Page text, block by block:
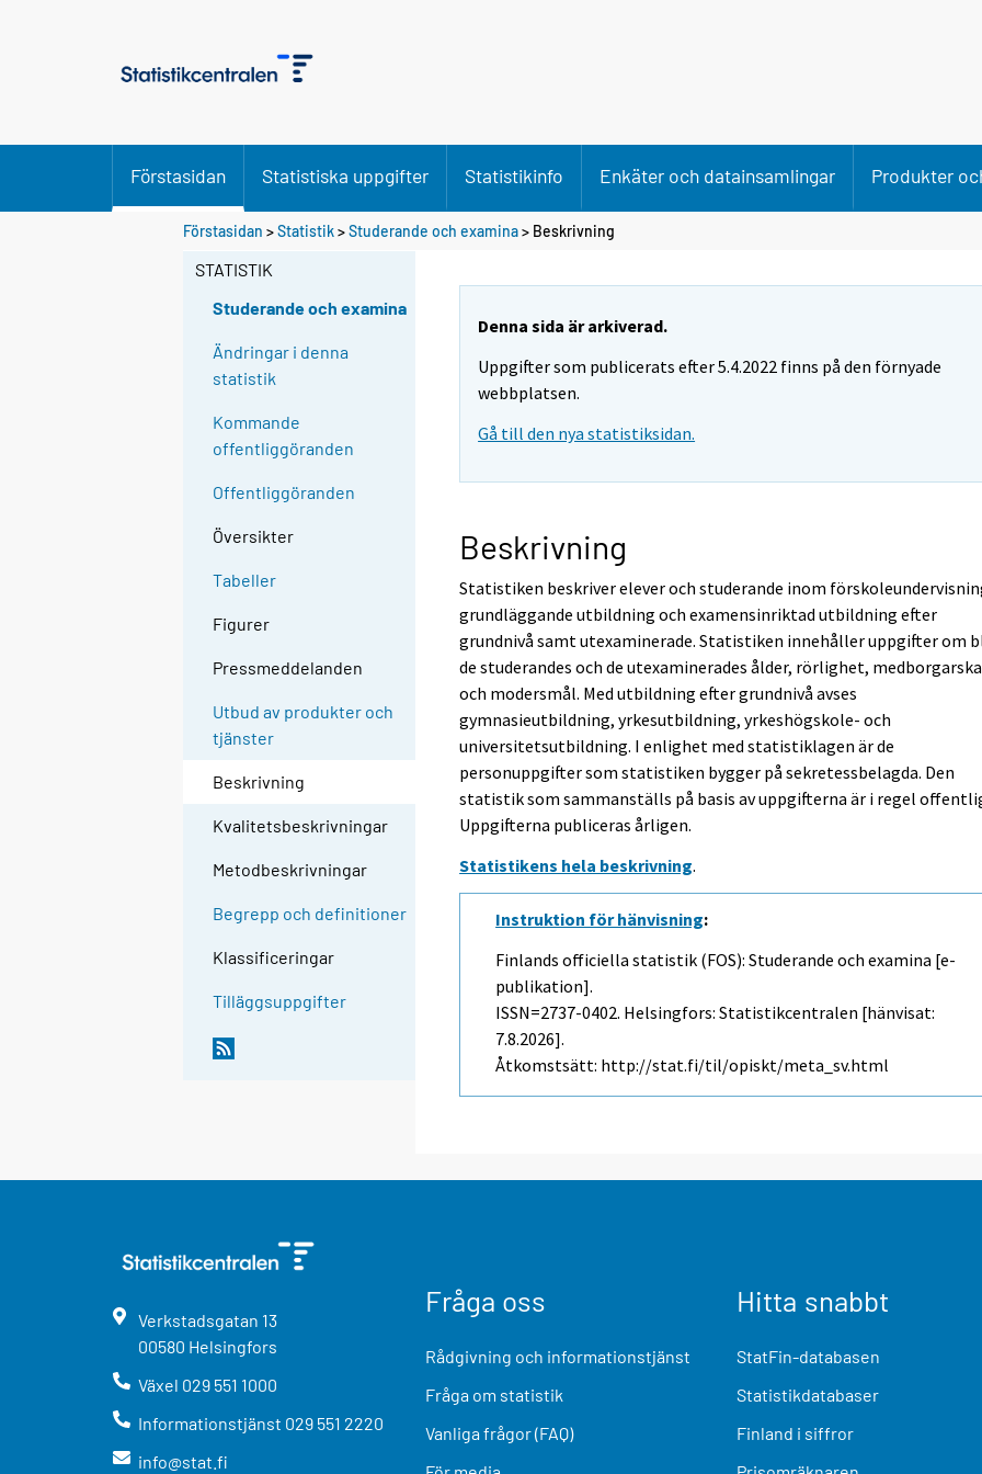
Förstasidan Statistiska uppgifter Statistikinfo Enkäter och datainsamlingar Produkter
Förstasidan >Statistik>Studerande och examina> Beskrivning
STATISTIK
Studerande och examina
Ändringar i denna
statistik
Kommande
offentliggöranden
Offentliggöranden
Översikter
Tabeller
Figurer
Pressmeddelanden
Utbud av produkter och
tjänster
Beskrivning
Kvalitetsbeskrivningar
Metodbeskrivningar
Begrepp och definitioner
Klassificeringar
Tilläggsuppgifter
Denna sida är arkiverad.
Uppgifter som publicerats efter 5.4.2022 finns på den förnyade
webbplatsen.
Gå till den nya statistiksidan.
Beskrivning
Statistiken beskriver elever och studerande inom
grundläggande utbildning och examensinriktad utbildning efter
grundnivå samt utexaminerade. Statistiken innehåller uppgifter om
de studerandes och de utexaminerades ålder, rörlighet,
och modersmål. Med utbildning efter grundnivå avses
gymnasieutbildning, yrkesutbildning, yrkeshögskole- och
universitetsutbildning. I enlighet med statistiklagen är de
personuppgifter som statistiken bygger på sekretessbelagda. Den
statistik som sammanställs på basis av uppgifterna är i regel
Uppgifterna publiceras årligen.
Statistikens hela beskrivning.
Instruktion för hänvisning:
Finlands officiella statistik (FOS): Studerande och examina [e-
publikation].
ISSN=2737-0402. Helsingfors: Statistikcentralen [hänvisat:
7.8.2026].
Åtkomstsätt: http://stat.fi/til/opiskt/meta_sv.html
Verkstadsgatan 13
00580 Helsingfors
Växel 029 551 1000
Informationstjänst 029 551 2220
info@stat.fi
Fråga oss
Rådgivning och informationstjänst
Fråga om statistik
Vanliga frågor (FAQ)
Hitta snabbt
StatFin-databasen
Statistikdatabaser
Finland i siffror